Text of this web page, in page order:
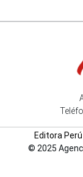
Editora Perú
© 2025